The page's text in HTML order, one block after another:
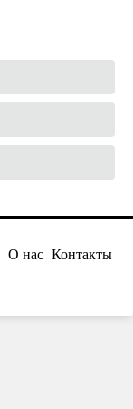
О нас Контакты